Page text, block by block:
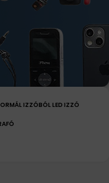
IZZÓBÓL LED IZZÓ